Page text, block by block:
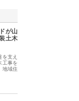
が山
土木
を支え
工事を
地域住